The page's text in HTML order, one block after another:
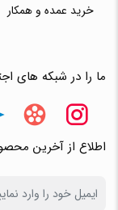
خرید عمده و همکار
ما را در شبکه های
اطلاع از آخرین